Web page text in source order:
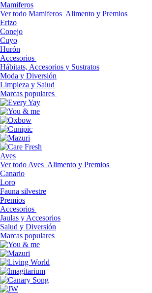
Mamiferos
Ver todo Mamiferos Alimento y Premios
Erizo
Conejo
Cuyo
Hurón
Accesorios
Hábitats, Accesorios y Sustratos
Moda y Diversión
Limpieza y Salud
Marcas populares
Aves
Ver todo Aves Alimento y Premios
Canario
Loro
Fauna silvestre
Premios
Accesorios
Jaulas y Accesorios
Salud y Diversión
Marcas populares